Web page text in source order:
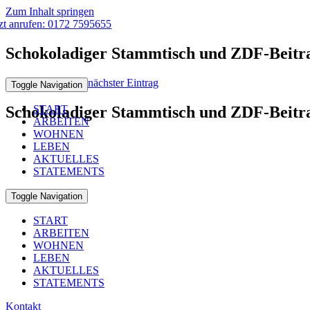
Zum Inhalt springen
anrufen: 0172 7595655
Toggle Navigation
START
ARBEITEN
WOHNEN
LEBEN
AKTUELLES
STATEMENTS
Toggle Navigation
START
ARBEITEN
WOHNEN
LEBEN
AKTUELLES
STATEMENTS
Kontakt
Schokoladiger Stammtisch und ZDF-
vorheriger Eintrag nächster Eintrag
Schokoladiger Stammtisch und ZDF-